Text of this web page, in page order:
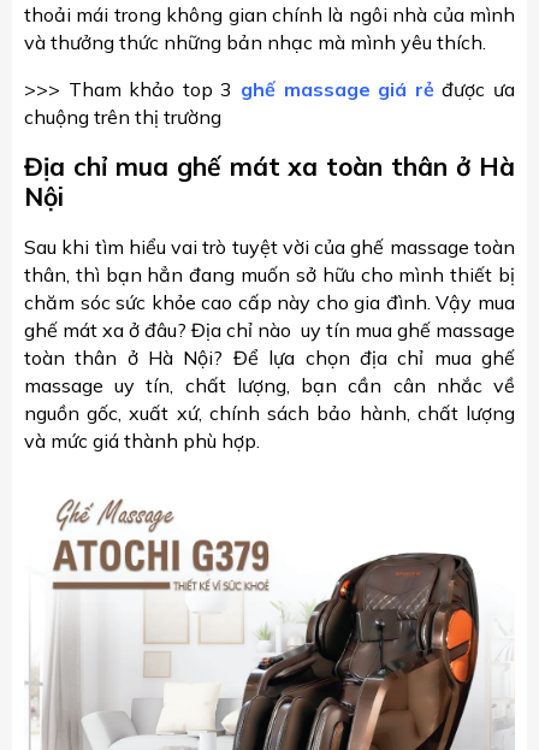
thoải mái trong không gian chính là ngôi nhà của mình
và thưởng thức những bản nhạc mà mình yêu thích.
>>> Tham khảo top 3 ghế massage giá rẻđược ưa
chuộng trên thị trường
Địa chỉ mua ghế mát xa toàn thân ở Hà
Nội
Sau khi tìm hiểu vai trò tuyệt vời của ghế massage toàn
thân, thì bạn hẳn đang muốn sở hữu cho mình thiết bị
chăm sóc sức khỏe cao cấp này cho gia đình. Vậy mua
ghế mát xa ở đâu? Địa chỉ nào uy tín mua ghế massage
toàn thân ở Hà Nội? Để lựa chọn địa chỉ mua ghế
massage uy tín, chất lượng, bạn cần cân nhắc về
nguồn gốc, xuất xứ, chính sách bảo hành, chất lượng
và mức giá thành phù hợp.